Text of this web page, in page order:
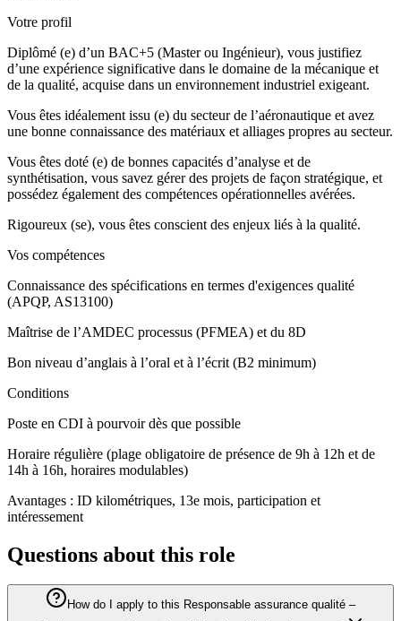
Votre profil
Diplômé (e) d’un BAC+5 (Master ou Ingénieur), vous justifiez
d’une expérience significative dans le domaine de la mécanique et
de la qualité, acquise dans un environnement industriel exigeant.
Vous êtes idéalement issu (e) du secteur de l’aéronautique et avez
une bonne connaissance des matériaux et alliages propres au secteur.
Vous êtes doté (e) de bonnes capacités d’analyse et de
synthétisation, vous savez gérer des projets de façon stratégique, et
possédez également des compétences opérationnelles avérées.
Rigoureux (se), vous êtes conscient des enjeux liés à la qualité.
Vos compétences
Connaissance des spécifications en termes d'exigences qualité
(APQP, AS13100)
Maîtrise de l’AMDEC processus (PFMEA) et du 8D
Bon niveau d’anglais à l’oral et à l’écrit (B2 minimum)
Conditions
Poste en CDI à pourvoir dès que possible
Horaire régulière (plage obligatoire de présence de 9h à 12h et de
14h à 16h, horaires modulables)
Avantages : ID kilométriques, 13e mois, participation et
intéressement
Questions about this role
How do I apply to this Responsable assurance qualité –